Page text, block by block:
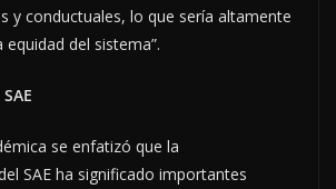
y conductuales, lo que sería altamente
del sistema”.
se enfatizó que la
SAE ha significado importantes